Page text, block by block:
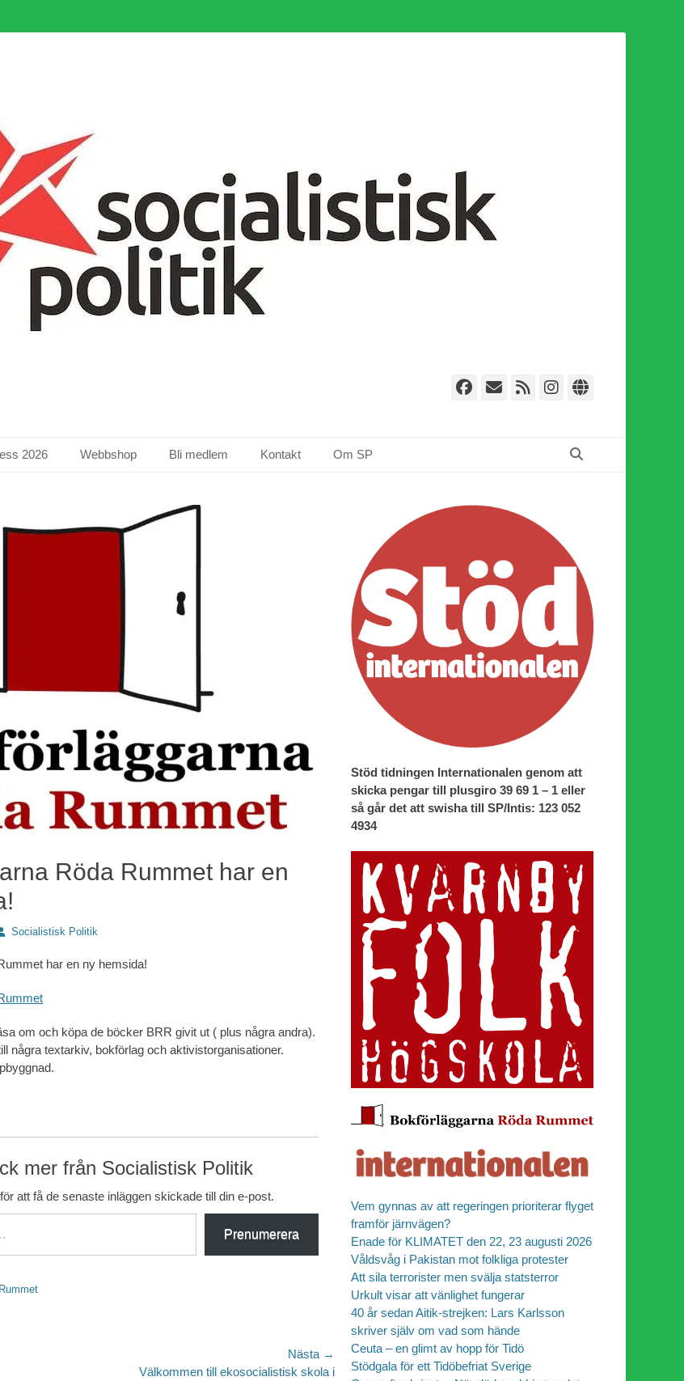
Facebook
E-
Webbflöde
Instagram
2026 Webbshop Bli medlem Kontakt Om SP
Röda Rummet har en
Socialistisk Politik
har en ny hemsida!
om och köpa de böcker BRR givit ut ( plus några andra).
några textarkiv, bokförlag och aktivistorganisationer.
mer från Socialistisk Politik
att få de senaste inläggen skickade till din e-post.
Prenumerera
Nästa →
Välkommen till ekosocialistisk skola i
Stöd tidningen Internationalen genom att
skicka pengar till plusgiro 39 69 1 – 1 eller
så går det att swisha till SP/Intis: 123 052
4934
Vem gynnas av att regeringen prioriterar flyget
framför järnvägen?
Enade för KLIMATET den 22, 23 augusti 2026
Våldsvåg i Pakistan mot folkliga protester
Att sila terrorister men svälja statsterror
Urkult visar att vänlighet fungerar
40 år sedan Aitik-strejken: Lars Karlsson
skriver själv om vad som hände
Ceuta – en glimt av hopp för Tidö
Stödgala för ett Tidöbefriat Sverige